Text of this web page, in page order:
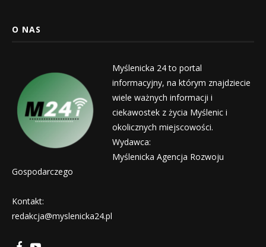
O NAS
Myślenicka 24 to portal
informacyjny, na którym znajdziecie
wiele ważnych informacji i
ciekawostek z życia Myślenic i
okolicznych miejscowości.
Wydawca:
Myślenicka Agencja Rozwoju
Gospodarczego
Kontakt:
redakcja@myslenicka24.pl